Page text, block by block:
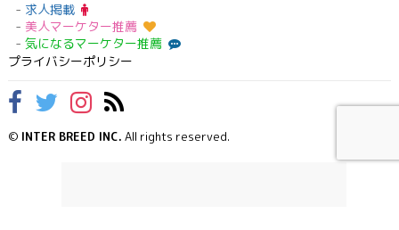
求人掲載
美人マーケター推薦
気になるマーケター推薦
プライバシーポリシー
© INTER BREED INC. All rights reserved.